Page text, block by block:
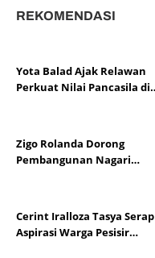
REKOMENDASI
Yota Balad Ajak Relawan
Perkuat Nilai Pancasila di
Zigo Rolanda Dorong
Pembangunan Nagari
Cerint Iralloza Tasya Serap
Aspirasi Warga Pesisir